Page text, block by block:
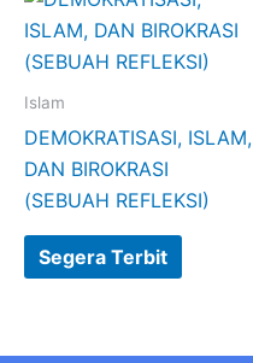
Islam
DEMOKRATISASI, ISLAM,
DAN BIROKRASI
(SEBUAH REFLEKSI)
Segera Terbit